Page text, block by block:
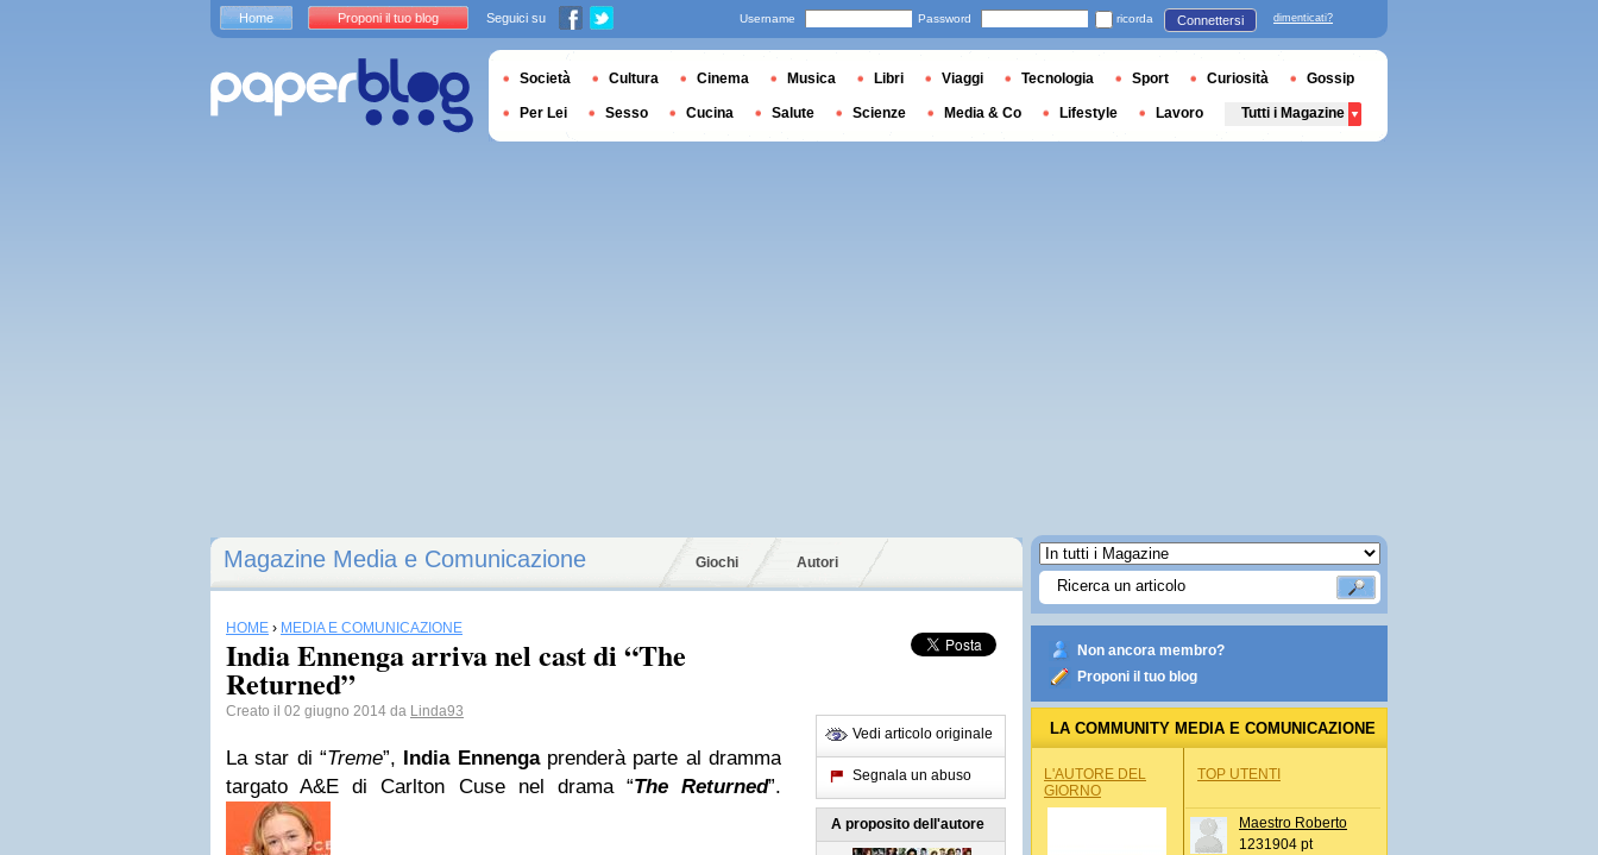
Magazine Media e Comunicazione Giochi Autori
HOME › MEDIA E COMUNICAZIONE
India Ennenga arriva nel cast di “The
Returned”
Creato il 02 giugno 2014 da Linda93
La star di “Treme”, India Ennengaprenderà parte al dramma
targato A&E di Carlton Cuse nel drama “The Returned”.
Vedi articolo originale
Segnala un abuso
A proposito dell'autore
Non ancora membro?
Proponi il tuo blog
LA COMMUNITY MEDIA E COMUNICAZIONE
L'AUTORE DEL
GIORNO
TOP UTENTI
Maestro Roberto
1231904 pt
Home Proponi il tuo blog Seguici su Username Password ricorda Connettersi dimenticati?
Società Cultura Cinema Musica Libri Viaggi Tecnologia Sport Curiosità Gossip
Per Lei Sesso Cucina Salute Scienze Media & Co Lifestyle Lavoro Tutti i Magazine